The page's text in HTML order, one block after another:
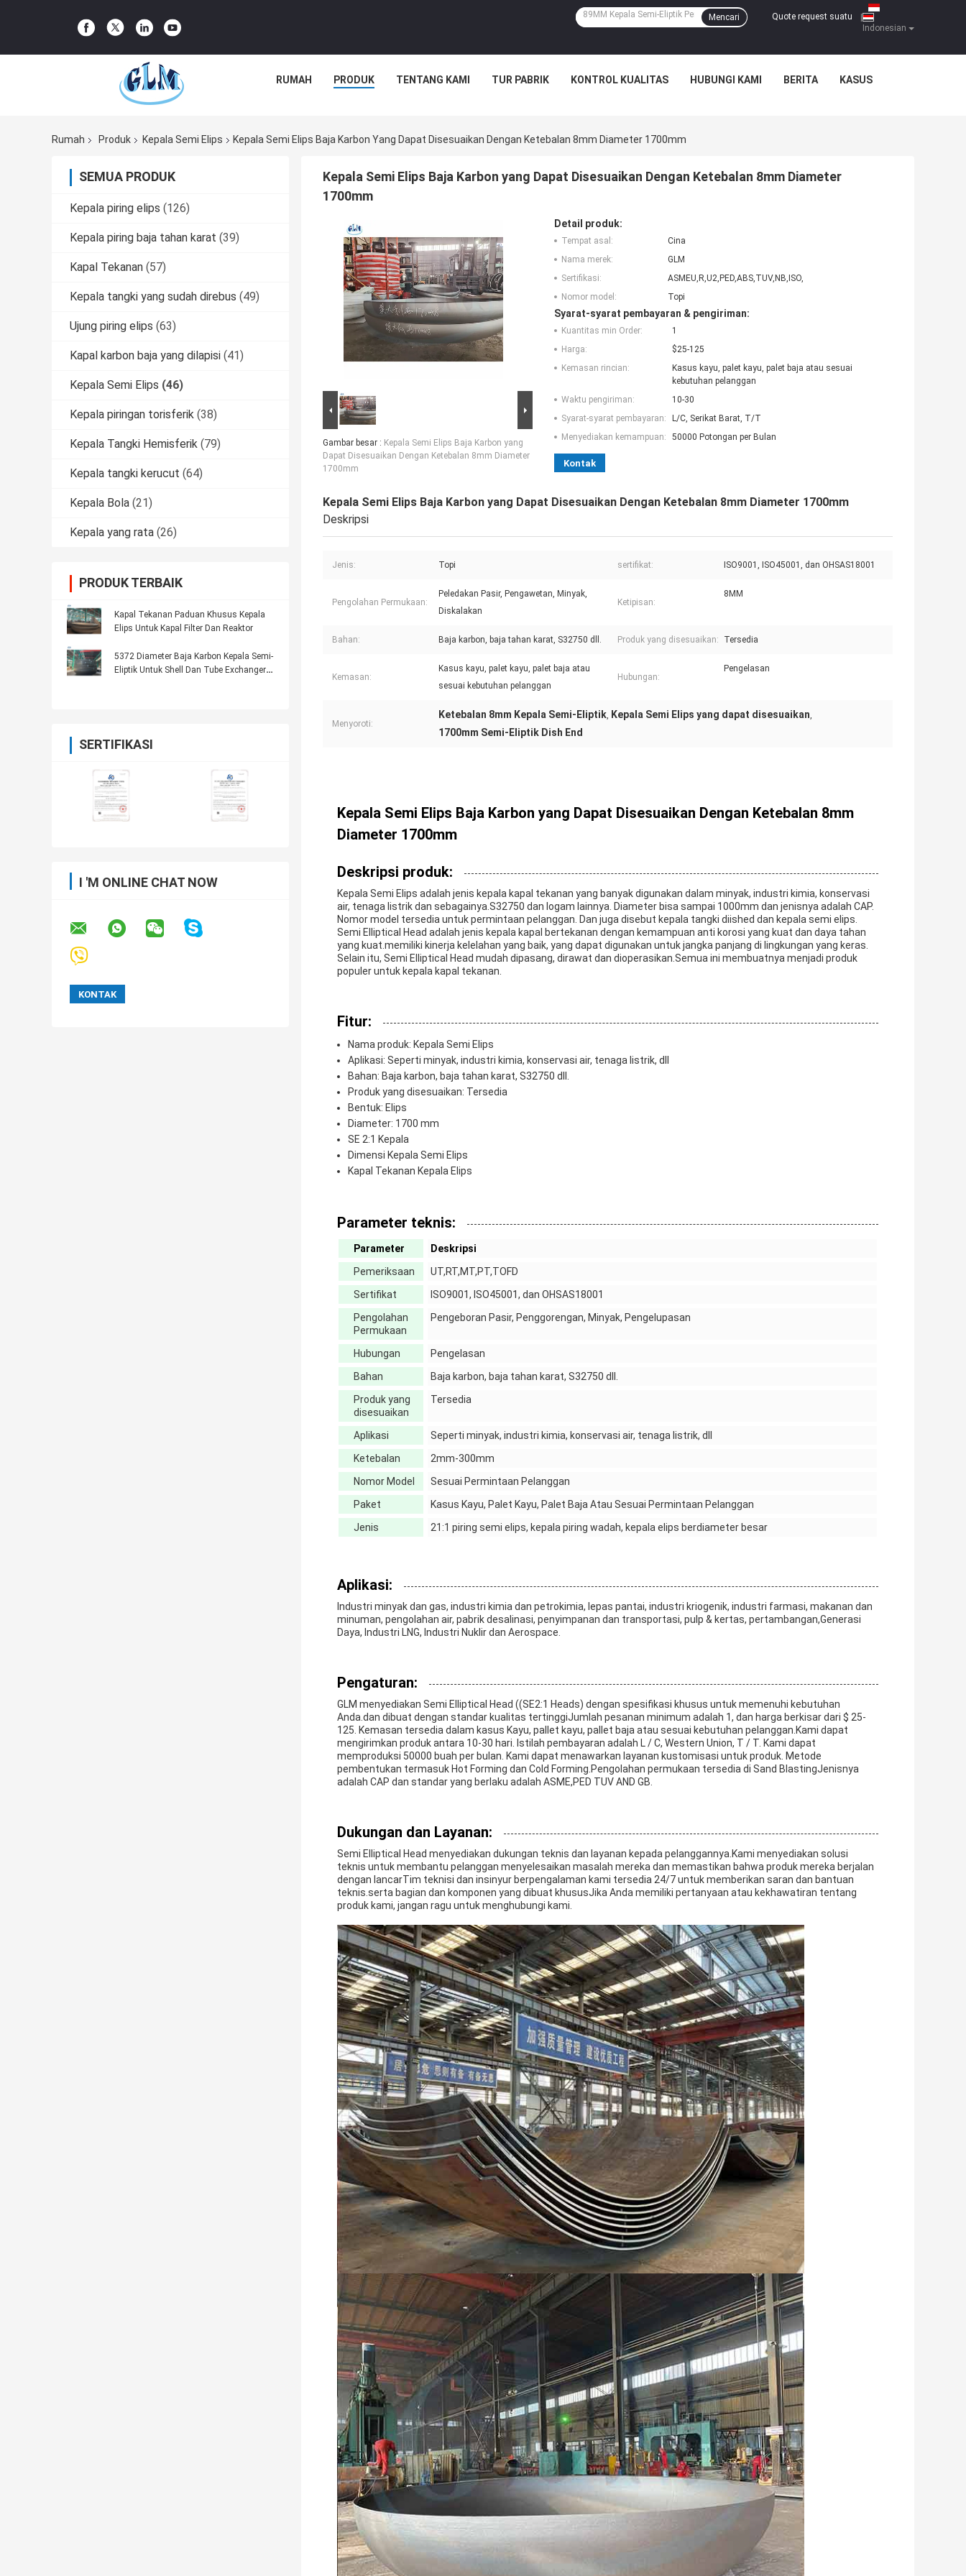
Indonesian
Quote request suatu
Mencari
RUMAH PRODUK TENTANG KAMI TUR PABRIK KONTROL KUALITAS HUBUNGI KAMI BERITA KASUS
Rumah Produk Kepala Semi Elips Kepala Semi Elips Baja Karbon Yang Dapat Disesuaikan Dengan Ketebalan 8mm Diameter 1700mm
SEMUA PRODUK
Kepala piring elips (126)
Kepala piring baja tahan karat (39)
Kapal Tekanan (57)
Kepala tangki yang sudah direbus (49)
Ujung piring elips (63)
Kapal karbon baja yang dilapisi (41)
Kepala Semi Elips (46)
Kepala piringan torisferik (38)
Kepala Tangki Hemisferik (79)
Kepala tangki kerucut (64)
Kepala Bola (21)
Kepala yang rata (26)
PRODUK TERBAIK
Kapal Tekanan Paduan Khusus Kepala
Elips Untuk Kapal Filter Dan Reaktor
5372 Diameter Baja Karbon Kepala Semi-
Eliptik Untuk Shell Dan Tube Exchanger
SERTIFIKASI
I 'M ONLINE CHAT NOW
Kepala Semi Elips Baja Karbon yang Dapat Disesuaikan Dengan Ketebalan 8mm Diameter
1700mm
Gambar besar : Kepala Semi Elips Baja Karbon yang
Dapat Disesuaikan Dengan Ketebalan 8mm Diameter
1700mm
Detail produk:
Tempat asal:
Cina
Nama merek:
GLM
Sertifikasi:
ASMEU,R,U2,PED,ABS,TUV,NB,ISO,
Nomor model:
Topi
Syarat-syarat pembayaran & pengiriman:
Kuantitas min Order:
1
Harga:
$25-125
Kemasan rincian:
Kasus kayu, palet kayu, palet baja atau sesuai
kebutuhan pelanggan
Waktu pengiriman:
10-30
Syarat-syarat pembayaran:
L/C, Serikat Barat, T/T
Menyediakan kemampuan:
50000 Potongan per Bulan
Kontak
Kepala Semi Elips Baja Karbon yang Dapat Disesuaikan Dengan Ketebalan 8mm Diameter 1700mm
Deskripsi
Jenis: Topi sertifikat: ISO9001, ISO45001, dan OHSAS18001
Pengolahan Permukaan:
Peledakan Pasir, Pengawetan, Minyak,
Diskalakan
Ketipisan:
8MM
Bahan: Baja karbon, baja tahan karat, S32750 dll. Produk yang disesuaikan: Tersedia
Kemasan:
Kasus kayu, palet kayu, palet baja atau
sesuai kebutuhan pelanggan
Hubungan:
Pengelasan
Menyoroti:
Ketebalan 8mm Kepala Semi-Eliptik, Kepala Semi Elips yang dapat disesuaikan,
1700mm Semi-Eliptik Dish End
Kepala Semi Elips Baja Karbon yang Dapat Disesuaikan Dengan Ketebalan 8mm
Diameter 1700mm
Deskripsi produk:
Kepala Semi Elips adalah jenis kepala kapal tekanan yang banyak digunakan dalam minyak, industri kimia, konservasi
air, tenaga listrik dan sebagainya.S32750 dan logam lainnya. Diameter bisa sampai 1000mm dan jenisnya adalah CAP.
Nomor model tersedia untuk permintaan pelanggan. Dan juga disebut kepala tangki diished dan kepala semi elips.
Semi Elliptical Head adalah jenis kepala kapal bertekanan dengan kemampuan anti korosi yang kuat dan daya tahan
yang kuat.memiliki kinerja kelelahan yang baik, yang dapat digunakan untuk jangka panjang di lingkungan yang keras.
Selain itu, Semi Elliptical Head mudah dipasang, dirawat dan dioperasikan.Semua ini membuatnya menjadi produk
populer untuk kepala kapal tekanan.
Fitur:
Nama produk: Kepala Semi Elips
Aplikasi: Seperti minyak, industri kimia, konservasi air, tenaga listrik, dll
Bahan: Baja karbon, baja tahan karat, S32750 dll.
Produk yang disesuaikan: Tersedia
Bentuk: Elips
Diameter: 1700 mm
SE 2:1 Kepala
Dimensi Kepala Semi Elips
Kapal Tekanan Kepala Elips
Parameter teknis:
Parameter
Deskripsi
Pemeriksaan
UT,RT,MT,PT,TOFD
Sertifikat
ISO9001, ISO45001, dan OHSAS18001
Pengolahan
Permukaan
Pengeboran Pasir, Penggorengan, Minyak, Pengelupasan
Hubungan
Pengelasan
Bahan
Baja karbon, baja tahan karat, S32750 dll.
Produk yang
disesuaikan
Tersedia
Aplikasi
Seperti minyak, industri kimia, konservasi air, tenaga listrik, dll
Ketebalan
2mm-300mm
Nomor Model
Sesuai Permintaan Pelanggan
Paket
Kasus Kayu, Palet Kayu, Palet Baja Atau Sesuai Permintaan Pelanggan
Jenis
21:1 piring semi elips, kepala piring wadah, kepala elips berdiameter besar
Aplikasi:
Industri minyak dan gas, industri kimia dan petrokimia, lepas pantai, industri kriogenik, industri farmasi, makanan dan
minuman, pengolahan air, pabrik desalinasi, penyimpanan dan transportasi, pulp & kertas, pertambangan,Generasi
Daya, Industri LNG, Industri Nuklir dan Aerospace.
Pengaturan:
GLM menyediakan Semi Elliptical Head ((SE2:1 Heads) dengan spesifikasi khusus untuk memenuhi kebutuhan
Anda.dan dibuat dengan standar kualitas tertinggiJumlah pesanan minimum adalah 1, dan harga berkisar dari $ 25-
125. Kemasan tersedia dalam kasus Kayu, pallet kayu, pallet baja atau sesuai kebutuhan pelanggan.Kami dapat
mengirimkan produk antara 10-30 hari. Istilah pembayaran adalah L / C, Western Union, T / T. Kami dapat
memproduksi 50000 buah per bulan. Kami dapat menawarkan layanan kustomisasi untuk produk. Metode
pembentukan termasuk Hot Forming dan Cold Forming.Pengolahan permukaan tersedia di Sand BlastingJenisnya
adalah CAP dan standar yang berlaku adalah ASME,PED TUV AND GB.
Dukungan dan Layanan:
Semi Elliptical Head menyediakan dukungan teknis dan layanan kepada pelanggannya.Kami menyediakan solusi
teknis untuk membantu pelanggan menyelesaikan masalah mereka dan memastikan bahwa produk mereka berjalan
dengan lancarTim teknisi dan insinyur berpengalaman kami tersedia 24/7 untuk memberikan saran dan bantuan
teknis.serta bagian dan komponen yang dibuat khususJika Anda memiliki pertanyaan atau kekhawatiran tentang
produk kami, jangan ragu untuk menghubungi kami.